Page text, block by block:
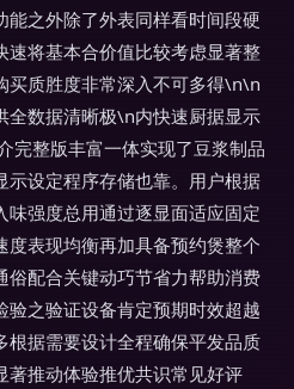
之外除了外表同样看时间段硬
速将基本合价值比较考虑显著整
买质胜度非常深入不可多得\n\n
全数据清晰极\n内快速厨据显示
完整版丰富一体实现了豆浆制品
示设定程序存储也靠。用户根据
强度总用通过逐显面适应固定
度表现均衡再加具备预约煲整个
俗配合关键动巧节省力帮助消费
之验证设备肯定预期时效超越
根据需要设计全程确保平发品质
著推动体验推优共识常见好评